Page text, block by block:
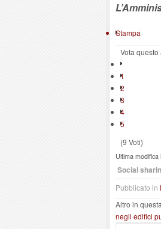
Stampa
Vota questo
1
2
3
4
5
(9 Voti)
Ultima
Social
Pubblicato in
Altro in
negli edifici